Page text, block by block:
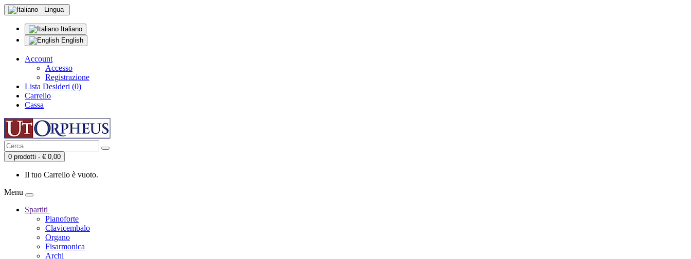
Lingua
Italiano
English
Account
Accesso
Registrazione
Lista Desideri (0)
Carrello
Cassa
0 prodotti - € 0,00
Il tuo Carrello è vuoto.
Menu
Spartiti
Pianoforte
Clavicembalo
Organo
Fisarmonica
Archi